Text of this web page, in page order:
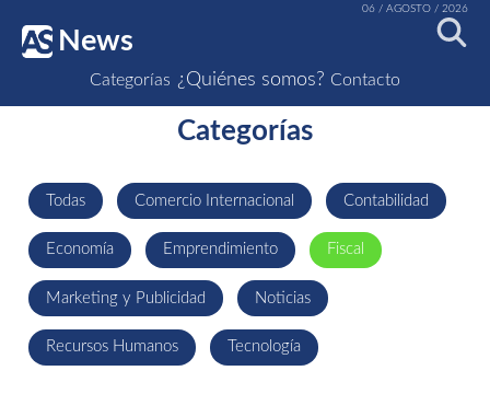
06 / AGOSTO / 2026
News
Categorías ¿Quiénes somos? Contacto
Categorías
Todas Comercio Internacional Contabilidad
Economía Emprendimiento Fiscal
Marketing y Publicidad Noticias
Recursos Humanos Tecnología